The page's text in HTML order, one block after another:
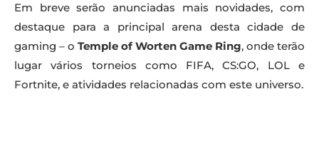
Em breve serão anunciadas mais novidades, com
destaque para a principal arena desta cidade de
gaming – o Temple of Worten Game Ring, onde terão
lugar vários torneios como FIFA, CS:GO, LOL e
Fortnite, e atividades relacionadas com este universo.